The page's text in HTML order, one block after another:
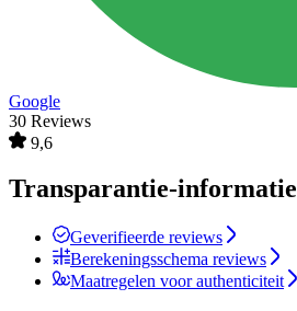
Google
30 Reviews
9,6
Transparantie-informatie
Geverifieerde reviews
Berekeningsschema reviews
Maatregelen voor authenticiteit